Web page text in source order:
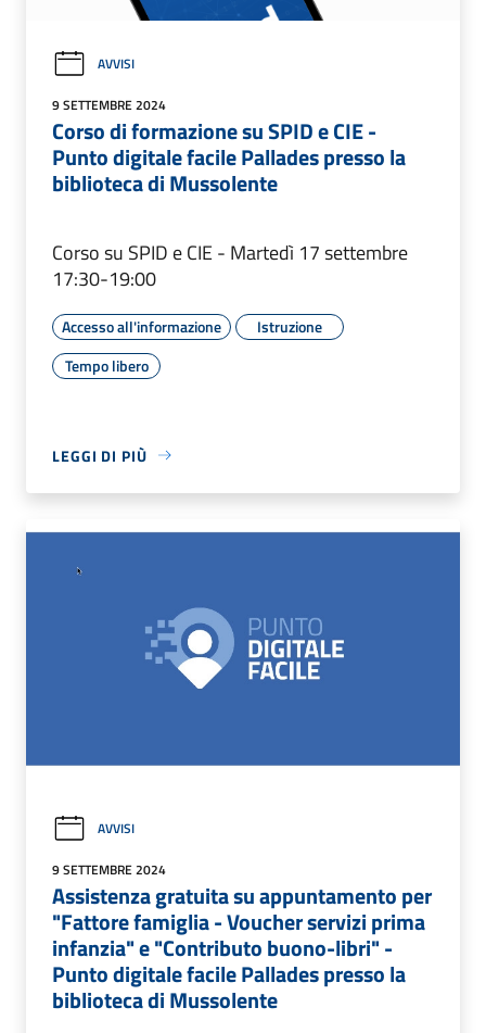
AVVISI
9 SETTEMBRE 2024
Corso di formazione su SPID e CIE -
Punto digitale facile Pallades presso la
biblioteca di Mussolente
Corso su SPID e CIE - Martedì 17 settembre
17:30-19:00
Accesso all'informazione
Istruzione
Tempo libero
LEGGI DI PIÙ
AVVISI
9 SETTEMBRE 2024
Assistenza gratuita su appuntamento per
"Fattore famiglia - Voucher servizi prima
infanzia" e "Contributo buono-libri" -
Punto digitale facile Pallades presso la
biblioteca di Mussolente